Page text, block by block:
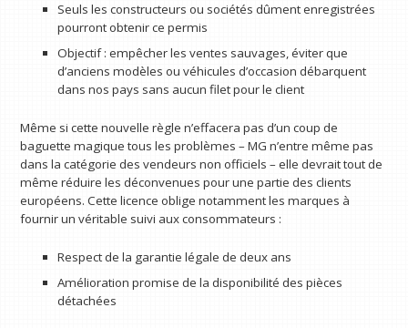
Seuls les constructeurs ou sociétés dûment enregistrées
pourront obtenir ce permis
Objectif : empêcher les ventes sauvages, éviter que
d’anciens modèles ou véhicules d’occasion débarquent
dans nos pays sans aucun filet pour le client
Même si cette nouvelle règle n’effacera pas d’un coup de
baguette magique tous les problèmes – MG n’entre même pas
dans la catégorie des vendeurs non officiels – elle devrait tout de
même réduire les déconvenues pour une partie des clients
européens. Cette licence oblige notamment les marques à
fournir un véritable suivi aux consommateurs :
Respect de la garantie légale de deux ans
Amélioration promise de la disponibilité des pièces
détachées